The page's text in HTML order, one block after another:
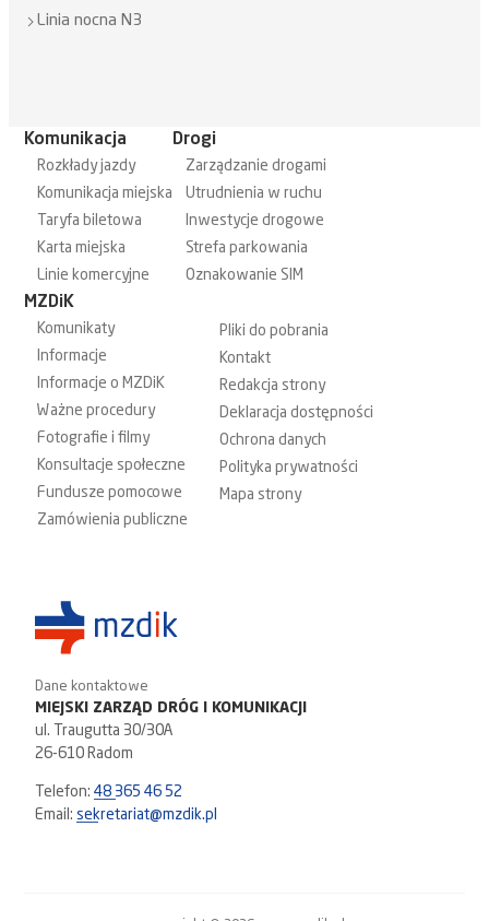
Linia nocna N3
Komunikacja
Rozkłady jazdy
Komunikacja miejska
Taryfa biletowa
Karta miejska
Linie komercyjne
Drogi
Zarządzanie drogami
Utrudnienia w ruchu
Inwestycje drogowe
Strefa parkowania
Oznakowanie SIM
MZDiK
Komunikaty
Informacje
Informacje o MZDiK
Ważne procedury
Fotografie i filmy
Konsultacje społeczne
Fundusze pomocowe
Zamówienia publiczne
Pliki do pobrania
Kontakt
Redakcja strony
Deklaracja dostępności
Ochrona danych
Polityka prywatności
Mapa strony
Dane kontaktowe
MIEJSKI ZARZĄD DRÓG I KOMUNIKACJI
ul. Traugutta 30/30A
26-610 Radom
Telefon:48 365 46 52
Email:sekretariat@mzdik.pl